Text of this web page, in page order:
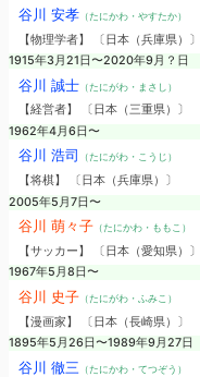
谷川 安孝（たにかわ・やすたか）
【物理学者】 〔日本（兵庫県）〕
1915年3月21日〜2020年9月？日
谷川 誠士（たにがわ・まさし）
【経営者】 〔日本（三重県）〕
1962年4月6日〜
谷川 浩司 （たにがわ・こうじ）
【将棋】 〔日本（兵庫県）〕
2005年5月7日〜
谷川 萌々子（たにかわ・ももこ）
【サッカー】 〔日本（愛知県）〕
1967年5月8日〜
谷川 史子（たにがわ・ふみこ）
【漫画家】 〔日本（長崎県）〕
1895年5月26日〜1989年9月27日
谷川 徹三 （たにかわ・てつぞう）